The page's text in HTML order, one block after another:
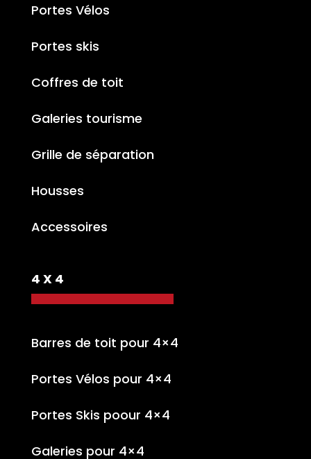
Portes Vélos
Portes skis
Coffres de toit
Galeries tourisme
Grille de séparation
Housses
Accessoires
4 X 4
Barres de toit pour 4×4
Portes Vélos pour 4×4
Portes Skis poour 4×4
Galeries pour 4×4